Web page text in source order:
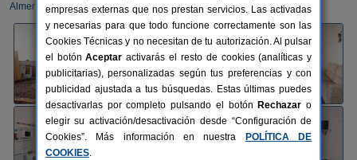
Almería
empresas externas que nos prestan servicios. Las activadas
y necesarias para que todo funcione correctamente son las
Cookies Técnicas y no necesitan de tu autorización. Al pulsar
el botónAceptar activarás el resto de cookies (analíticas y
publicitarias), personalizadas según tus preferencias y con
publicidad ajustada a tus búsquedas. Estas últimas puedes
desactivarlas por completo pulsando el botón Rechazar o
elegir su activación/desactivación desde “Configuración de
Cookies”. Más información en nuestra
POLÍTICA DE
COOKIES.